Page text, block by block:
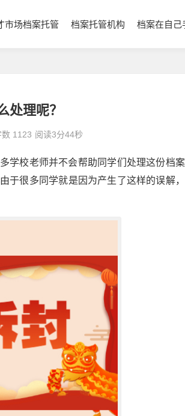
市场档案托管 档案托管机构 档案在自己
处理呢？
数 1123 阅读3分44秒
学校老师并不会帮助同学们处理这份档
于很多同学就是因为产生了这样的误解